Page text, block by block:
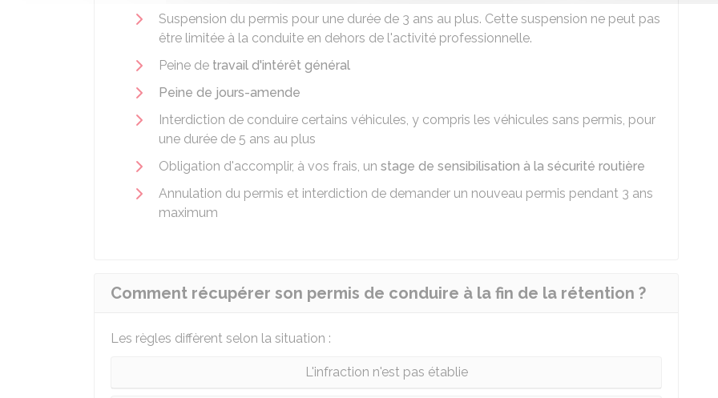
Suspension du permis pour une durée de 3 ans au plus. Cette suspension ne peut pas
être limitée à la conduite en dehors de l'activité professionnelle.
Peine de travail d'intérêt général
Peine de jours-amende
Interdiction de conduire certains véhicules, y compris les véhicules sans permis, pour
une durée de 5 ans au plus
Obligation d'accomplir, à vos frais, un stage de sensibilisation à la sécurité routière
Annulation du permis et interdiction de demander un nouveau permis pendant 3 ans
maximum
Comment récupérer son permis de conduire à la fin de la rétention ?
Les règles diffèrent selon la situation :
L'infraction n'est pas établie